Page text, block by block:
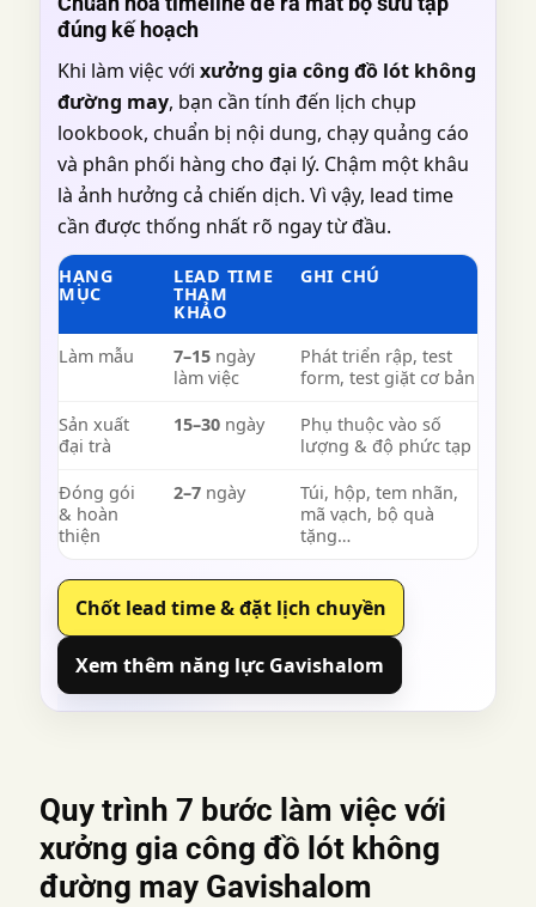
đúng kế hoạch
Khi làm việc với xưởng gia công đồ lót không
đường may, bạn cần tính đến lịch chụp
lookbook, chuẩn bị nội dung, chạy quảng cáo
và phân phối hàng cho đại lý. Chậm một khâu
là ảnh hưởng cả chiến dịch. Vì vậy, lead time
cần được thống nhất rõ ngay từ đầu.
HẠNG
MỤC
LEAD TIME
THAM
KHẢO
GHI CHÚ
Làm mẫu 7–15 ngày
làm việc
Phát triển rập, test
form, test giặt cơ bản
Sản xuất
đại trà
15–30 ngày
Phụ thuộc vào số
lượng & độ phức tạp
Đóng gói
& hoàn
thiện
2–7 ngày
Túi, hộp, tem nhãn,
mã vạch, bộ quà
tặng…
Chốt lead time & đặt lịch chuyền
Xem thêm năng lực Gavishalom
Quy trình 7 bước làm việc với
xưởng gia công đồ lót không
đường may Gavishalom